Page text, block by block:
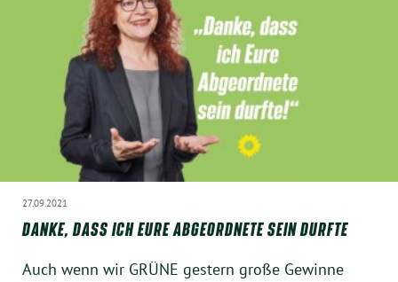
27.09.2021
DANKE, DASS ICH EURE ABGEORDNETE SEIN DURFTE
Auch wenn wir GRÜNE gestern große Gewinne